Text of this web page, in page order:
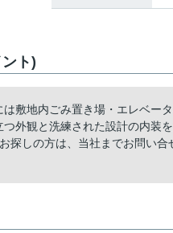
ト)
敷地内ごみ置き場・エレベー
外観と洗練された設計の内装
探しの方は、当社までお問い